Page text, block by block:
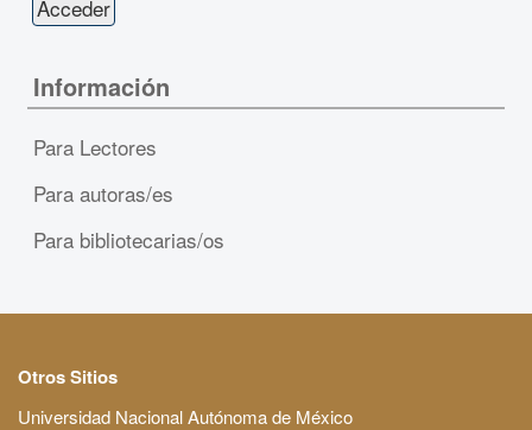
Información
Para Lectores
Para autoras/es
Para bibliotecarias/os
Otros Sitios
Universidad Nacional Autónoma de México